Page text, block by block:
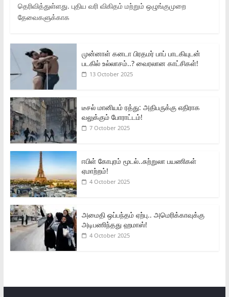
தெரிவித்துள்ளது. புதிய வரி விகிதம் மற்றும் ஒழுங்குமுறை
தேவைகளுக்காக
முன்னாள் கனடா பிரதமர் பாப் பாடகியுடன்
படகில் உல்லாசம்..? வைரலான காட்சிகள்!
13 October 2025
டீசல் மானியம் ரத்து: அதிபருக்கு எதிராக
வலுக்கும் போராட்டம்!
7 October 2025
ஈபிள் கோபுரம் மூடல்..சுற்றுலா பயணிகள்
ஏமாற்றம்!
4 October 2025
அமைதி ஒப்பந்தம் ஏற்பு.. அமெரிக்காவுக்கு
அடிபணிந்தது ஹமாஸ்!
4 October 2025